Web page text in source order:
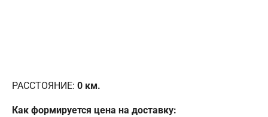
РАССТОЯНИЕ: 0 км.
Как формируется цена на доставку: